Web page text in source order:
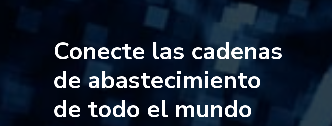
Conecte las cadenas
de abastecimiento
de todo el mundo